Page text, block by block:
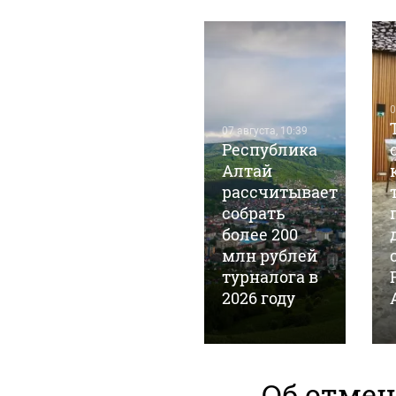
07 августа, 10:39
Республика
Алтай
рассчитывает
собрать
более 200
млн рублей
турналога в
2026 году